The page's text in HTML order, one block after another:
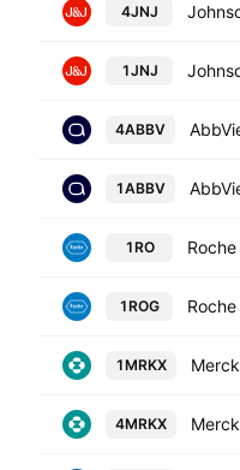
4JNJ
1JNJ
4ABBV
1ABBV
1RO
1ROG
1MRKX
4MRKX